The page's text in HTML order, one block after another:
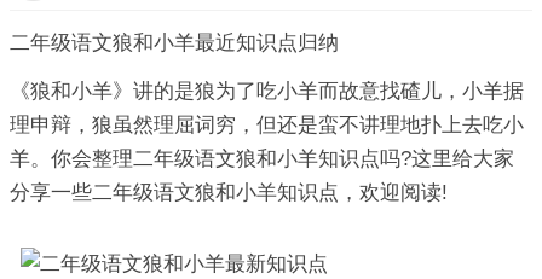
二年级语文狼和小羊最近知识点归纳
《狼和小羊》讲的是狼为了吃小羊而故意找碴儿，小羊据
理申辩，狼虽然理屈词穷，但还是蛮不讲理地扑上去吃小
羊。你会整理二年级语文狼和小羊知识点吗?这里给大家
分享一些二年级语文狼和小羊知识点，欢迎阅读!